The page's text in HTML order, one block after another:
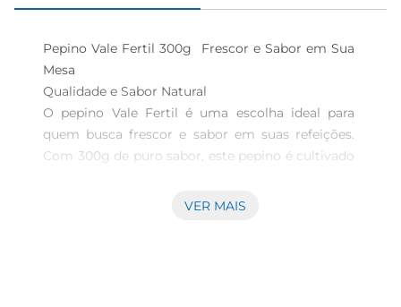
Pepino Vale Fertil 300g  Frescor e Sabor em Sua
Mesa
Qualidade e Sabor Natural
O pepino Vale Fertil é uma escolha ideal para
quem busca frescor e sabor em suas refeições.
Com 300g de puro sabor, este pepino é cultivado
qualidade que pode ser utilizado em diversas
VER MAIS